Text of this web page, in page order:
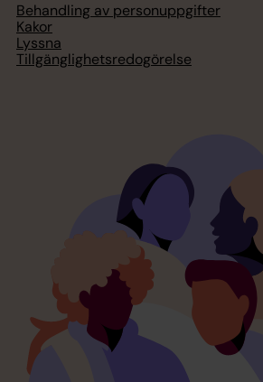
Behandling av personuppgifter
Kakor
Lyssna
Tillgänglighetsredogörelse